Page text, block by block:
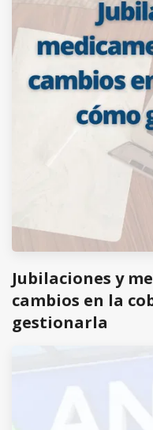
Jubilaciones y
cambios en la
gestionarla